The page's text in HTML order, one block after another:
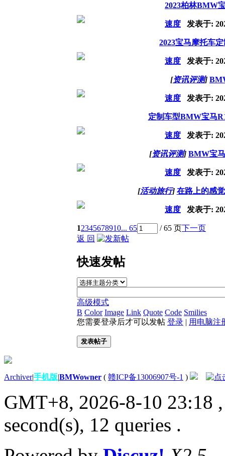
2023柏林BMW
速度 发表于:
2023宝马摩托车
速度 发表于:
[资讯评测]
速度 发表于:
定制车型BMW宝马
速度 发表于:
[资讯评测] BMW宝
速度 发表于:
[活动旅行] 在路上的感
速度 发表于:
12345678910... 65 / 65 页下一页
返 回
快速发帖
高级模式
B Color Image Link Quote Code Smilies
您需要登录后才可以发帖 登录 | 用电脑注
发表帖子
Archiver|手机版|BMWowner ( 赣ICP备13006907号-1 )
GMT+8, 2026-8-10 23:18
second(s), 12 queries .